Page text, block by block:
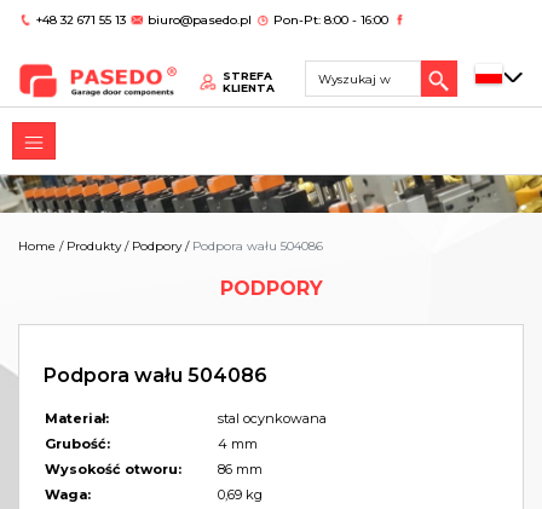
+48 32 671 55 13 biuro@pasedo.pl Pon-Pt: 8:00 - 16:00
STREFA
KLIENTA
Home / Produkty/ Podpory/ Podpora wału 504086
PODPORY
Podpora wału 504086
Materiał:
stal ocynkowana
Grubość:
4 mm
Wysokość otworu:
86 mm
Waga:
0,69 kg